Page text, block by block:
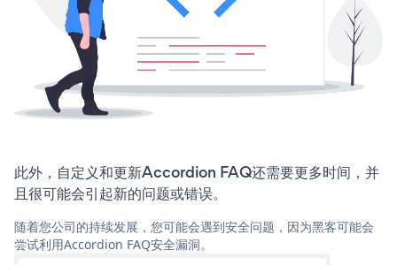
此外，自定义和更新Accordion FAQ还需要更多时间，并
且很可能会引起新的问题或错误。
随着您公司的持续发展，您可能会遇到安全问题，因为黑客可能会
尝试利用Accordion FAQ安全漏洞。